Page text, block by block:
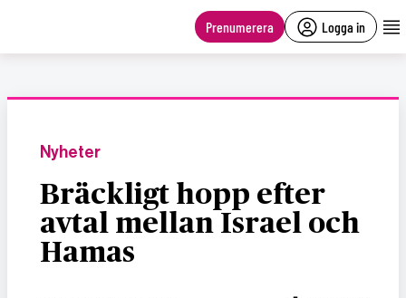
Prenumerera Logga in
Nyheter
Bräckligt hopp efter
avtal mellan Israel och
Hamas